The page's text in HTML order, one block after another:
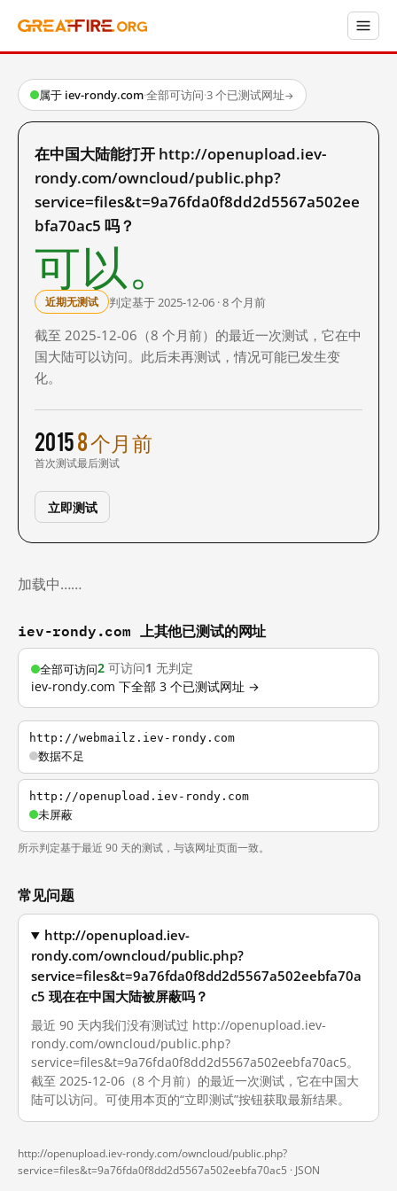
属于 iev-rondy.com·全部可访问·3 个已测试网址→
在中国大陆能打开 http://openupload.iev-
rondy.com/owncloud/public.php?
service=files&t=9a76fda0f8dd2d5567a502ee
bfa70ac5 吗？
可以。
近期无测试 判定基于 2025-12-06 · 8 个月前
截至 2025-12-06（8 个月前）的最近一次测试，它在中
国大陆可以访问。此后未再测试，情况可能已发生变
化。
2015
首次测试
8 个月前
最后测试
立即测试
加载中……
iev-rondy.com 上其他已测试的网址
全部可访问2 可访问1 无判定
iev-rondy.com 下全部 3 个已测试网址 →
http://webmailz.iev-rondy.com
数据不足
http://openupload.iev-rondy.com
未屏蔽
所示判定基于最近 90 天的测试，与该网址页面一致。
常见问题
http://openupload.iev-
rondy.com/owncloud/public.php?
service=files&t=9a76fda0f8dd2d5567a502eebfa70a
c5 现在在中国大陆被屏蔽吗？
最近 90 天内我们没有测试过 http://openupload.iev-
rondy.com/owncloud/public.php?
service=files&t=9a76fda0f8dd2d5567a502eebfa70ac5。
截至 2025-12-06（8 个月前）的最近一次测试，它在中国大
陆可以访问。可使用本页的“立即测试”按钮获取最新结果。
http://openupload.iev-rondy.com/owncloud/public.php?
service=files&t=9a76fda0f8dd2d5567a502eebfa70ac5 · JSON